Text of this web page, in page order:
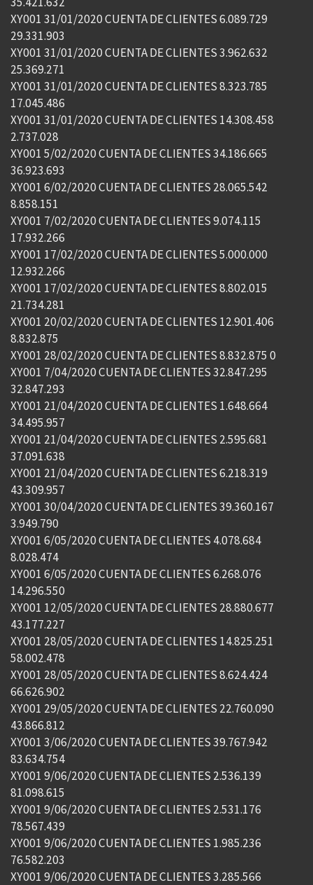
XY001 31/01/2020 CUENTA DE CLIENTES 6.089.729
29.331.903
XY001 31/01/2020 CUENTA DE CLIENTES 3.962.632
25.369.271
XY001 31/01/2020 CUENTA DE CLIENTES 8.323.785
17.045.486
XY001 31/01/2020 CUENTA DE CLIENTES 14.308.458
2.737.028
XY001 5/02/2020 CUENTA DE CLIENTES 34.186.665
36.923.693
XY001 6/02/2020 CUENTA DE CLIENTES 28.065.542
8.858.151
XY001 7/02/2020 CUENTA DE CLIENTES 9.074.115
17.932.266
XY001 17/02/2020 CUENTA DE CLIENTES 5.000.000
12.932.266
XY001 17/02/2020 CUENTA DE CLIENTES 8.802.015
21.734.281
XY001 20/02/2020 CUENTA DE CLIENTES 12.901.406
8.832.875
XY001 28/02/2020 CUENTA DE CLIENTES 8.832.875 0
XY001 7/04/2020 CUENTA DE CLIENTES 32.847.295
32.847.293
XY001 21/04/2020 CUENTA DE CLIENTES 1.648.664
34.495.957
XY001 21/04/2020 CUENTA DE CLIENTES 2.595.681
37.091.638
XY001 21/04/2020 CUENTA DE CLIENTES 6.218.319
43.309.957
XY001 30/04/2020 CUENTA DE CLIENTES 39.360.167
3.949.790
XY001 6/05/2020 CUENTA DE CLIENTES 4.078.684
8.028.474
XY001 6/05/2020 CUENTA DE CLIENTES 6.268.076
14.296.550
XY001 12/05/2020 CUENTA DE CLIENTES 28.880.677
43.177.227
XY001 28/05/2020 CUENTA DE CLIENTES 14.825.251
58.002.478
XY001 28/05/2020 CUENTA DE CLIENTES 8.624.424
66.626.902
XY001 29/05/2020 CUENTA DE CLIENTES 22.760.090
43.866.812
XY001 3/06/2020 CUENTA DE CLIENTES 39.767.942
83.634.754
XY001 9/06/2020 CUENTA DE CLIENTES 2.536.139
81.098.615
XY001 9/06/2020 CUENTA DE CLIENTES 2.531.176
78.567.439
XY001 9/06/2020 CUENTA DE CLIENTES 1.985.236
76.582.203
XY001 9/06/2020 CUENTA DE CLIENTES 3.285.566